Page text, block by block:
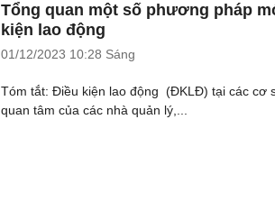
Tổng quan một số phương pháp
kiện lao động
01/12/2023 10:28 Sáng
Tóm tắt: Điều kiện lao động (ĐKLĐ) tại các cơ
quan tâm của các nhà quản lý,...